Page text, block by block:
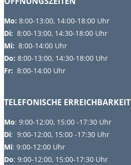
Mo: 8:00-13:00, 14:00-18:00 Uhr
Di: 8:00-13:00, 14:30-18:00 Uhr
Mi: 8:00-14:00 Uhr
Do: 8:00-13:00, 14:30-18:00 Uhr
Fr: 8:00-14:00 Uhr
TELEFONISCHE ERREICHBARKEIT
Mo: 9:00-12:00, 15:00 -17:30 Uhr
Di: 9:00-12:00, 15:00 -17:30 Uhr
Mi: 9:00-12:00 Uhr
Do: 9:00-12:00, 15:00-17:30 Uhr